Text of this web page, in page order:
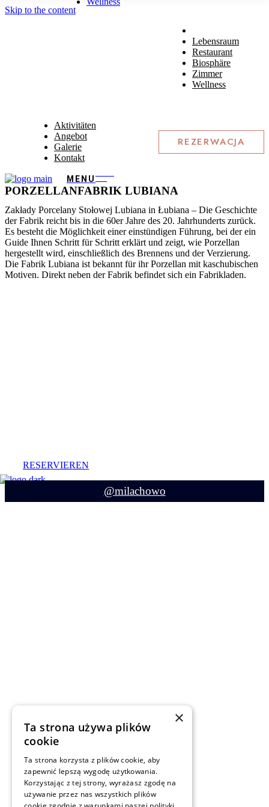
Skip to the content
Lebensraum
Restaurant
Biosphäre
Zimmer
Wellness
Aktivitäten
Angebot
Galerie
Kontakt
REZERWACJA
PORZELLANFABRIK LUBIANA
Zakłady Porcelany Stołowej Lubiana in Łubiana – Die Geschichte
der Fabrik reicht bis in die 60er Jahre des 20. Jahrhunderts zurück.
Es besteht die Möglichkeit einer einstündigen Führung, bei der ein
Guide Ihnen Schritt für Schritt erklärt und zeigt, wie Porzellan
hergestellt wird, einschließlich des Brennens und der Verzierung.
Die Fabrik Lubiana ist bekannt für ihr Porzellan mit kaschubischen
Motiven. Direkt neben der Fabrik befindet sich ein Fabrikladen.
RESERVIEREN
@milachowo
×
Ta strona używa plików
cookie
Ta strona korzysta z plików cookie, aby
zapewnić lepszą wygodę użytkowania.
Korzystając z tej strony, wyrażasz zgodę na
używanie przez nas wszystkich plików